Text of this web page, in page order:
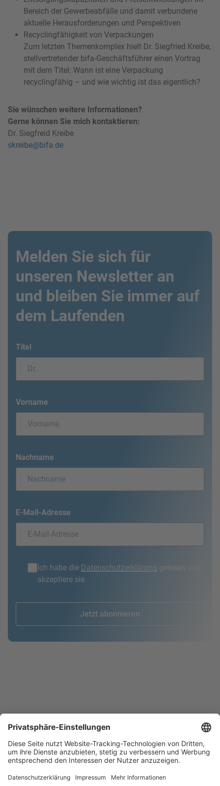
Bereich der Gewerbeabfälle und damit verbundene
aktuelle Herausforderungen und Perspektiven
Recyclingfähigkeit von Verpackungen
Zum letzten Themenkomplex hielt Dr. Siegfried Kreibe,
stellvertretender bifa-Geschäftsführer einen Vortrag
mit dem Titel: Wann ist eine Verpackung
recyclingfähig – und wie wichtig ist das eigentlich?
Sie wünschen weitere Informationen?
Gerne können Sie mich kontaktieren:
Dr. Siegfreid Kreibe
skreibe@bifa.de
Melden Sie sich für
unseren Newsletter an
und bleiben Sie immer auf
dem Laufenden
Titel
Vorname
Nachname
E-Mail-Adresse
Ich habe die Datenschutzerklärung gelesen und
akzeptiere sie.
Jetzt abonnieren